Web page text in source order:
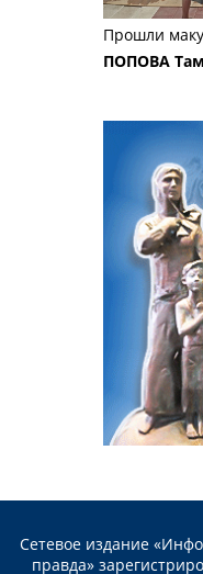
Прошли
ПОПОВА
Сетевое издание
правда»